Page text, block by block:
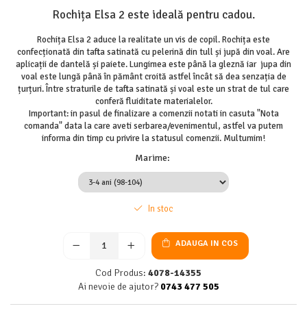
Rochița Elsa 2 este ideală pentru cadou.
Rochița Elsa 2 aduce la realitate un vis de copil. Rochița este
confecționată din tafta satinată cu pelerină din tull și jupă din voal. Are
aplicații de dantelă și paiete. Lungimea este până la gleznă iar jupa din
voal este lungă până în pământ croită astfel încât să dea senzația de
țurțuri. Între straturile de tafta satinată și voal este un strat de tul care
conferă fluiditate materialelor.
Important: in pasul de finalizare a comenzii notati in casuta "Nota
comanda" data la care aveti serbarea/evenimentul, astfel va putem
informa din timp cu privire la statusul comenzii. Multumim!
Marime:
In stoc
ADAUGA IN COS
Cod Produs: 4078-14355
Ai nevoie de ajutor? 0743 477 505